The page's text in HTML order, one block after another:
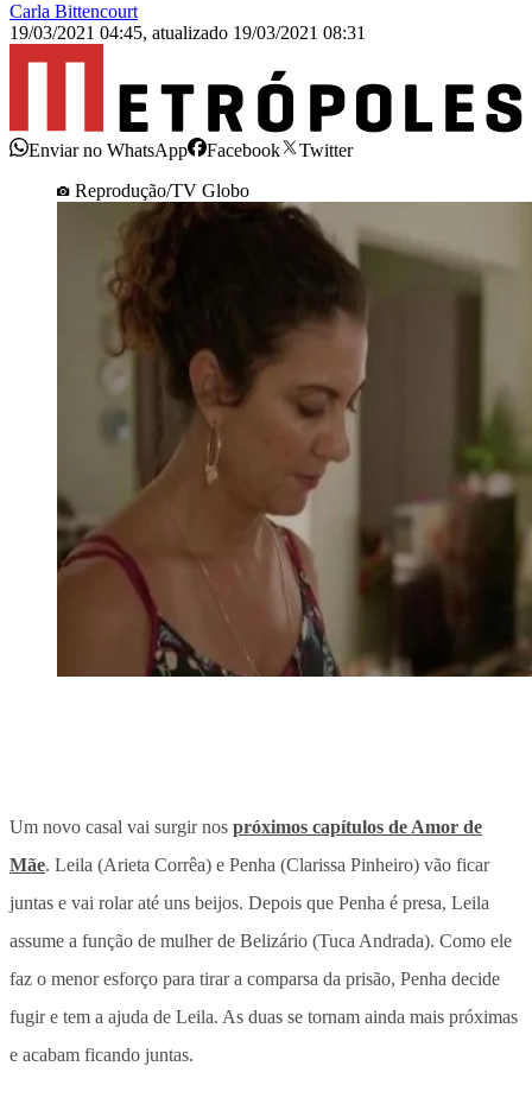
Carla Bittencourt
19/03/2021 04:45, atualizado 19/03/2021 08:31
Enviar no WhatsApp Facebook
Twitter
Reprodução/TV Globo
Um novo casal vai surgir nos próximos capítulos de Amor de
Mãe. Leila (Arieta Corrêa) e Penha (Clarissa Pinheiro) vão ficar
juntas e vai rolar até uns beijos. Depois que Penha é presa, Leila
assume a função de mulher de Belizário (Tuca Andrada). Como ele
faz o menor esforço para tirar a comparsa da prisão, Penha decide
fugir e tem a ajuda de Leila. As duas se tornam ainda mais próximas
e acabam ficando juntas.